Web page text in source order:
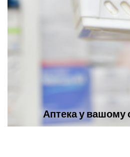
Аптека у вашому